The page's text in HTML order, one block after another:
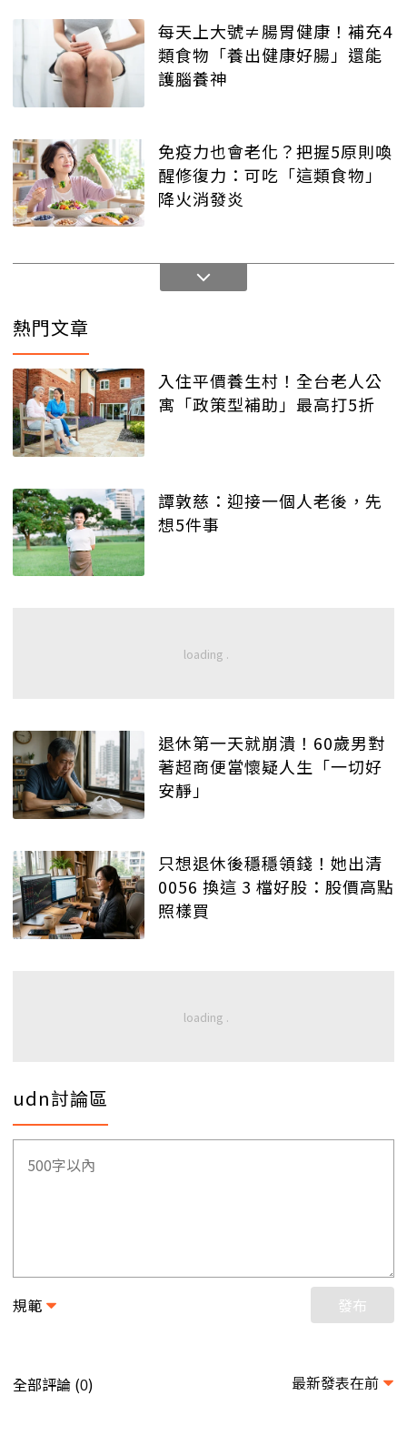
每天上大號≠腸胃健康！補充4
類食物「養出健康好腸」還能
護腦養神
免疫力也會老化？把握5原則喚
醒修復力：可吃「這類食物」
降火消發炎
熱門文章
入住平價養生村！全台老人公
寓「政策型補助」最高打5折
譚敦慈：迎接一個人老後，先
想5件事
退休第一天就崩潰！60歲男對
著超商便當懷疑人生「一切好
安靜」
只想退休後穩穩領錢！她出清
0056 換這 3 檔好股：股價高點
照樣買
udn討論區
規範 發布
全部評論 (0) 最新發表在前